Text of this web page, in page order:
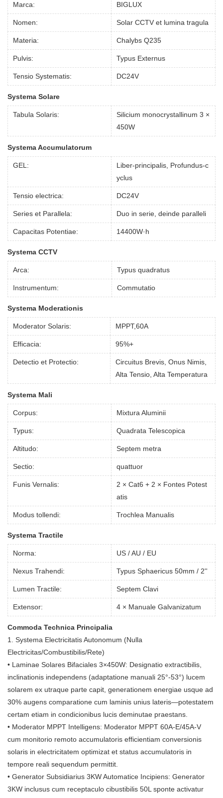
Marca: BIGLUX
Nomen: Solar CCTV et lumina tragula
Materia: Chalybs Q235
Pulvis: Typus Externus
Tensio Systematis: DC24V
Systema Solare
Tabula Solaris:
Silicium monocrystallinum 3 ×
450W
Systema Accumulatorum
GEL:
Liber-principalis, Profundus-c
yclus
Tensio electrica: DC24V
Series et Parallela: Duo in serie, deinde paralleli
Capacitas Potentiae: 14400W·h
Systema CCTV
Arca: Typus quadratus
Instrumentum: Commutatio
Systema Moderationis
Moderator Solaris: MPPT,60A
Efficacia: 95%+
Detectio et Protectio:
Circuitus Brevis, Onus Nimis,
Alta Tensio, Alta Temperatura
Systema Mali
Corpus: Mixtura Aluminii
Typus: Quadrata Telescopica
Altitudo: Septem metra
Sectio: quattuor
Funis Vernalis:
2 × Cat6 + 2 × Fontes Potest
atis
Modus tollendi: Trochlea Manualis
Systema Tractile
Norma: US / AU / EU
Nexus Trahendi: Typus Sphaericus 50mm / 2''
Lumen Tractile: Septem Clavi
Extensor: 4 × Manuale Galvanizatum
Commoda Technica Principalia
1. Systema Electricitatis Autonomum (Nulla
Electricitas/Combustibilis/Rete)
• Laminae Solares Bifaciales 3×450W: Designatio extractibilis,
inclinationis independens (adaptatione manuali 25°-53°) lucem
solarem ex utraque parte capit, generationem energiae usque ad
30% augens comparatione cum laminis unius lateris—potestatem
certam etiam in condicionibus lucis deminutae praestans.
• Moderator MPPT Intelligens: Moderator MPPT 60A-E/45A-V
cum monitorio remoto accumulatoris efficientiam conversionis
solaris in electricitatem optimizat et status accumulatoris in
tempore reali sequendum permittit.
• Generator Subsidiarius 3KW Automatice Incipiens: Generator
3KW inclusus cum receptaculo cibustibilis 50L sponte activatur